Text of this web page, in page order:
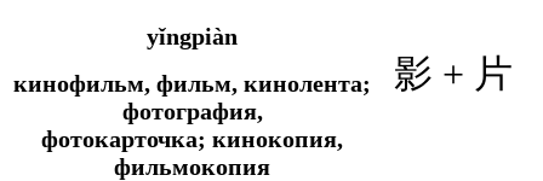
yǐngpiàn
кинофильм, фильм, кинолента;
фотография,
фотокарточка; кинокопия,
фильмокопия
影 + 片